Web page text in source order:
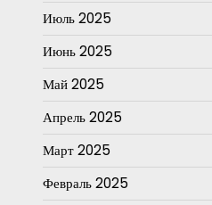
Июль 2025
Июнь 2025
Май 2025
Апрель 2025
Март 2025
Февраль 2025